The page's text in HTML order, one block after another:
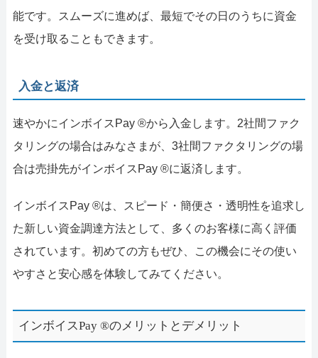
能です。スムーズに進めば、最短でその日のうちに資金
を受け取ることもできます。
入金と返済
速やかにインボイスPay ®から入金します。2社間ファク
タリングの場合はみなさまが、3社間ファクタリングの場
合は売掛先がインボイスPay ®に返済します。
インボイスPay ®は、スピード・簡便さ・透明性を追求し
た新しい資金調達方法として、多くのお客様に高く評価
されています。初めての方もぜひ、この機会にその使い
やすさと安心感を体験してみてください。
インボイスPay ®のメリットとデメリット